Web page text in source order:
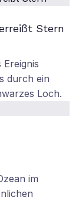
Stern
durch ein
Loch.
im